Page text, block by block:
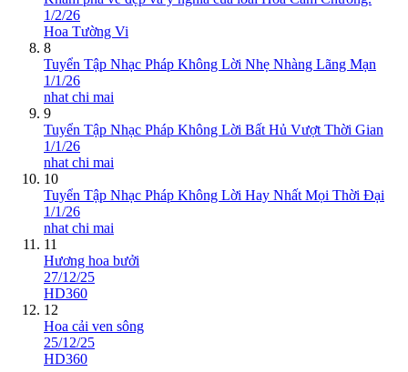
1/2/26
Hoa Tường Vi
8
Tuyển Tập Nhạc Pháp Không Lời Nhẹ Nhàng Lãng Mạn
1/1/26
nhat chi mai
9
Tuyển Tập Nhạc Pháp Không Lời Bất Hủ Vượt Thời Gian
1/1/26
nhat chi mai
10
Tuyển Tập Nhạc Pháp Không Lời Hay Nhất Mọi Thời Đại
1/1/26
nhat chi mai
11
Hương hoa bưởi
27/12/25
HD360
12
Hoa cải ven sông
25/12/25
HD360